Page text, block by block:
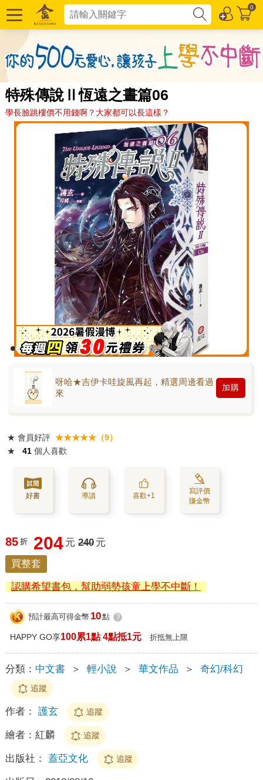
0
特殊傳說Ⅱ恆遠之晝篇06
學長臉跳樓價不用錢啊？大家都可以長這樣？
呀哈★吉伊卡哇旋風再起，精選周邊看過
來
加購
★ 會員好評 ★★★★★（9）
★
41 個人喜歡
好書 導讀 喜歡+1
寫評價
賺金幣
85 折 204 元 240 元
買整套
認購希望書包，幫助弱勢孩童上學不中斷！
預計最高可得金幣 10點 ?
HAPPY GO享100累1點 4點抵1元 折抵無上限
分類： 中文書 ＞ 輕小說 ＞ 華文作品 ＞ 奇幻/科幻
追蹤
作者： 護玄 追蹤
繪者： 紅麟 追蹤
出版社： 蓋亞文化 追蹤